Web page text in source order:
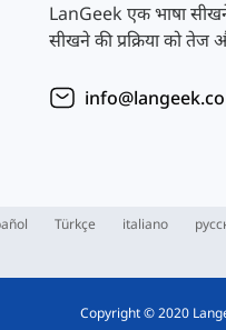
LanGeek एक भाषा
सीखने की प्रक्रिया को तेज
info@langeek.co
Türkçe italiano
Copyright © 2020